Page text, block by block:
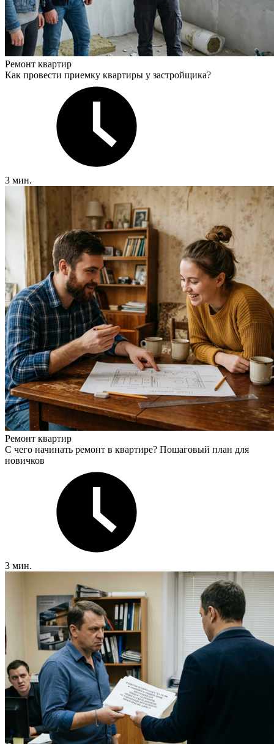
Ремонт квартир
Как провести приемку квартиры у застройщика?
3 мин.
Ремонт квартир
С чего начинать ремонт в квартире? Пошаговый план для
новичков
3 мин.